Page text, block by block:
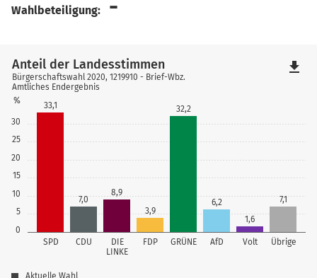
Wahlbeteiligung: -
0
5
10
15
20
25
30
%
SPD CDU
DIE
LINKE
FDP GRÜNE AfD Volt Übrige
33,1
7,0
8,9
3,9
32,2
6,2
1,6
7,1
Anteil der Landesstimmen
Bürgerschaftswahl 2020, 1219910 - Brief-Wbz.
Amtliches Endergebnis
Aktuelle Wahl
file_download